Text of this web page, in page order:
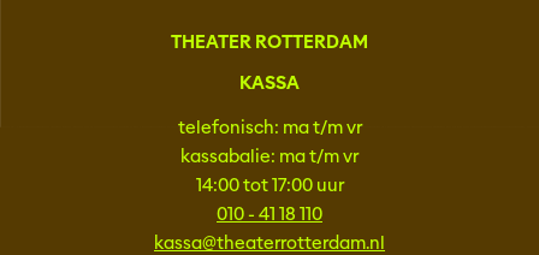
THEATER ROTTERDAM
KASSA
telefonisch: ma t/m vr
kassabalie: ma t/m vr
14:00 tot 17:00 uur
010 - 41 18 110
kassa@theaterrotterdam.nl